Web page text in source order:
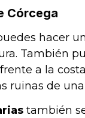
Córcega
hacer
También
a la
ruinas de
también